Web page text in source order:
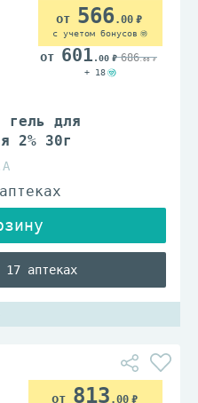
гель для
2% 30г
аптеках
566.00
с учетом бонусов
601 .00 686.00
+ 18
813 .00